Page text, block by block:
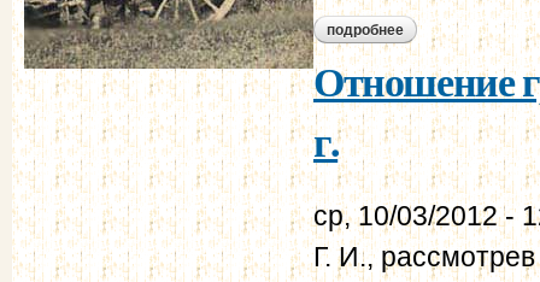
подробнее о о
Отношение
г.
ср, 10/03/2012 -
Г. И.,